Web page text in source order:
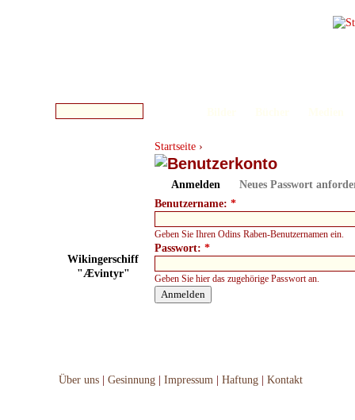
Startseite ›
Anmelden
Neues Passwort
Benutzername: *
Geben Sie Ihren Odins Raben-Benutzernamen ein.
Passwort: *
Geben Sie hier das zugehörige Passwort an.
Wikingerschiff
"Ævintyr"
Über uns Gesinnung Impressum Haftung Kontakt